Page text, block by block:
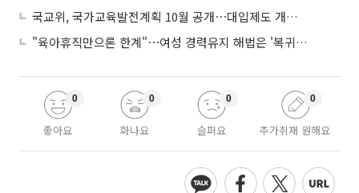
국교위, 국가교육발전계획 10월 공개⋯대입제도 개편 공론화 추진
"육아휴직만으론 한계"⋯여성 경력유지 해법은 '복귀 후 유연근무’
좋아요
0
화나요
0
슬퍼요
0
추가취재 원해요
0